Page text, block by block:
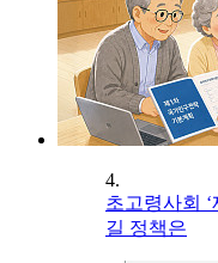
4.
초고령사회
길 정책은